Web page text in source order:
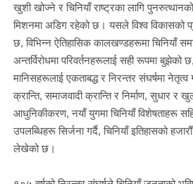
खुशी खोज्ने र चिनियाँ राष्ट्रका लागि
मिशनमा अडिग रहेको छ। यसले विश्व विकासको
छ, विभिन्न ऐतिहासिक कालखण्डहरूमा चिनियाँ
अन्तर्विरोधमा परिवर्तनहरूलाई सही रूपमा
मानिसहरूलाई एकताबद्ध र निरन्तर संघर्षमा
क्रान्ति, समाजवादी क्रान्ति र निर्माण, सुधार र
आधुनिकीकरण, नयाँ युगमा चिनियाँ विशेषताहरू
उपलब्धिहरू सिर्जना गर्दै, चिनियाँ इतिहासको
लेखेको छ।